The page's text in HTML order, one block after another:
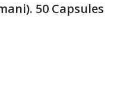
50 Capsules